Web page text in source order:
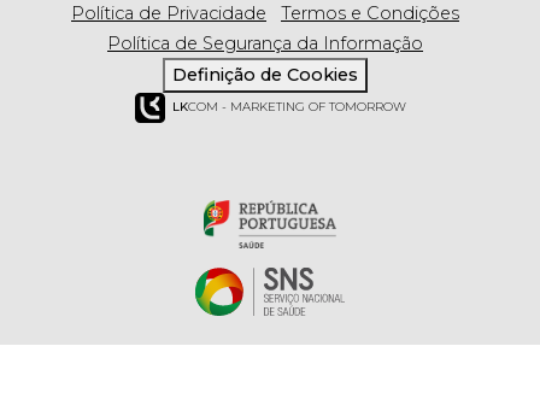
Política de Privacidade
Termos e Condições
Política de Segurança da Informação
Definição de Cookies
LKCOM - MARKETING OF TOMORROW